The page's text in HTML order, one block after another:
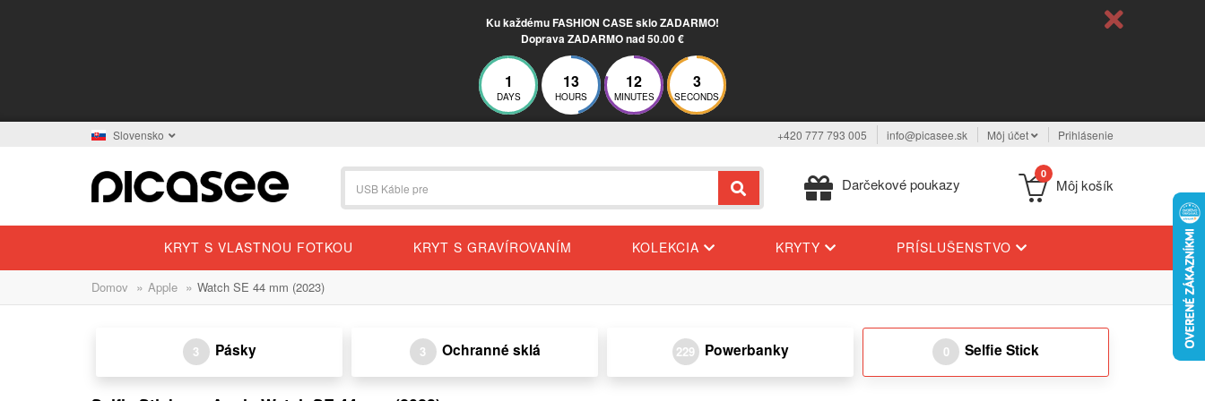
Ku každému FASHION CASE sklo ZADARMO!
Doprava ZADARMO nad 50.00 €
1
DAYS
13
HOURS
12
MINUTES
3
SECONDS
Slovensko +420 777 793 005 info@picasee.sk Môj účet Prihlásenie
Darčekové poukazy
0
Môj košík
KRYT S VLASTNOU FOTKOU KRYT S GRAVÍROVANÍM KOLEKCIA KRYTY PRÍSLUŠENSTVO
Domov » Apple » Watch SE 44 mm (2023)
3 Pásky 3 Ochranné sklá 229 Powerbanky 0 Selfie Stick